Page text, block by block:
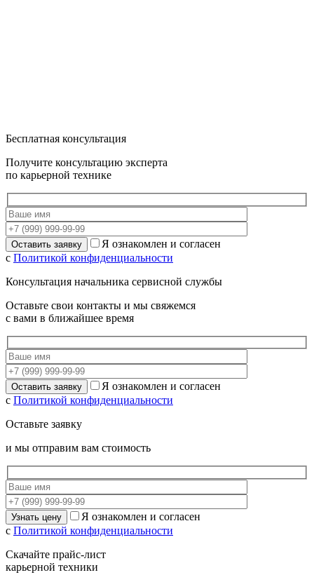
Бесплатная консультация
Получите консультацию эксперта
по карьерной технике
Я ознакомлен и согласен
с Политикой конфиденциальности
Консультация начальника сервисной службы
Оставьте свои контакты и мы свяжемся
с вами в ближайшее время
Я ознакомлен и согласен
с Политикой конфиденциальности
Оставьте заявку
и мы отправим вам стоимость
Я ознакомлен и согласен
с Политикой конфиденциальности
Скачайте прайс-лист
карьерной техники